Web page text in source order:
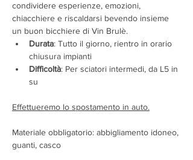
condividere esperienze, emozioni,
chiacchiere e riscaldarsi bevendo insieme
un buon bicchiere di Vin Brulè.
Durata: Tutto il giorno, rientro in orario
chiusura impianti
Difficoltà: Per sciatori intermedi, da L5 in
su
Effettueremo lo spostamento in auto.
Materiale obbligatorio: abbigliamento idoneo,
guanti, casco